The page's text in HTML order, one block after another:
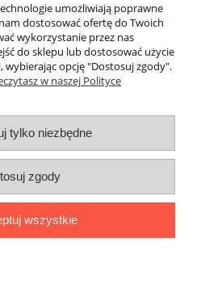
konto
dostawa i zwroty
umożliwiają poprawne
dostosować ofertę do Twoich
wykorzystanie przez nas
do sklepu lub dostosować użycie
wybierając opcję "Dostosuj zgody".
w naszej Polityce
tylko niezbędne
zgody
wszystkie